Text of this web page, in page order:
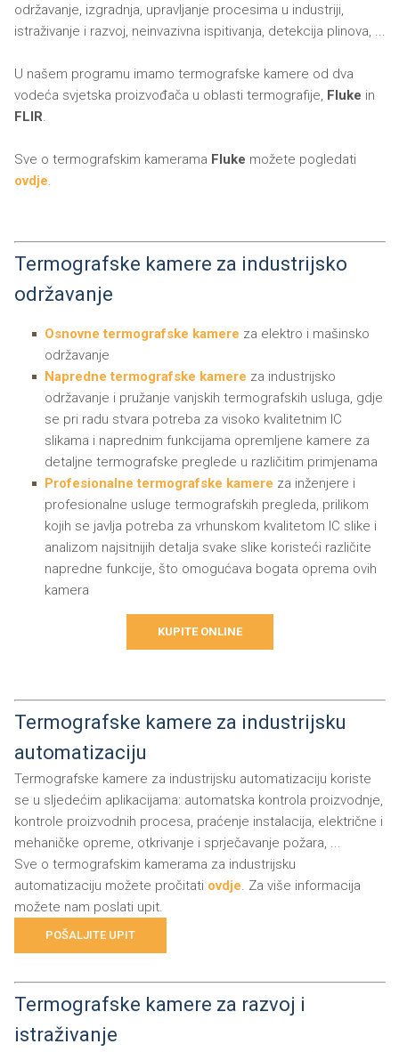
održavanje, izgradnja, upravljanje procesima u industriji,
istraživanje i razvoj, neinvazivna ispitivanja, detekcija plinova, ...
U našem programu imamo termografske kamere od dva
vodeća svjetska proizvođača u oblasti termografije, Fluke in
FLIR.
Sve o termografskim kamerama Fluke možete pogledati
ovdje.
Termografske kamere za industrijsko
održavanje
Osnovne termografske kamere za elektro i mašinsko
održavanje
Napredne termografske kamere za industrijsko
održavanje i pružanje vanjskih termografskih usluga, gdje
se pri radu stvara potreba za visoko kvalitetnim IC
slikama i naprednim funkcijama opremljene kamere za
detaljne termografske preglede u različitim primjenama
Profesionalne termografske kamere za inženjere i
profesionalne usluge termografskih pregleda, prilikom
kojih se javlja potreba za vrhunskom kvalitetom IC slike i
analizom najsitnijih detalja svake slike koristeći različite
napredne funkcije, što omogućava bogata oprema ovih
kamera
KUPITE ONLINE
Termografske kamere za industrijsku
automatizaciju
Termografske kamere za industrijsku automatizaciju koriste
se u sljedećim aplikacijama: automatska kontrola proizvodnje,
kontrole proizvodnih procesa, praćenje instalacija, električne i
mehaničke opreme, otkrivanje i sprječavanje požara, ...
Sve o termografskim kamerama za industrijsku
automatizaciju možete pročitati ovdje. Za više informacija
možete nam poslati upit.
POŠALJITE UPIT
Termografske kamere za razvoj i
istraživanje